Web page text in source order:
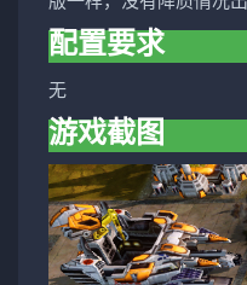
配置要求
无
游戏截图